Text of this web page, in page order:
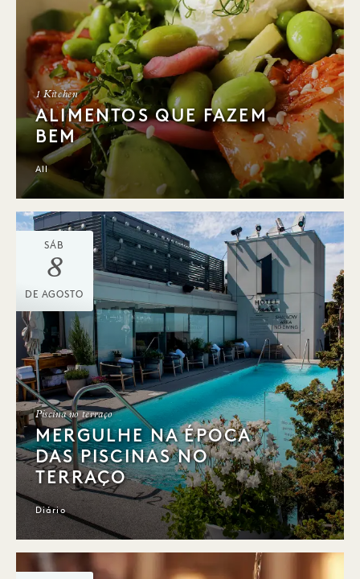
1 Kitchen
ALIMENTOS QUE FAZEM
BEM
All
SÁB
8
DE AGOSTO
Piscina no terraço
MERGULHE NA ÉPOCA
DAS PISCINAS NO
TERRAÇO
Diário